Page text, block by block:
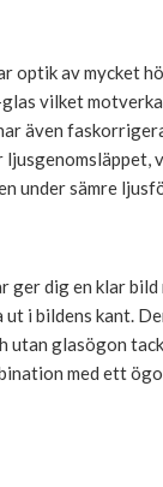
optik av mycket
vilket
även
under sämre
ger dig en klar
ut i bildens kant.
utan glasögon
med ett